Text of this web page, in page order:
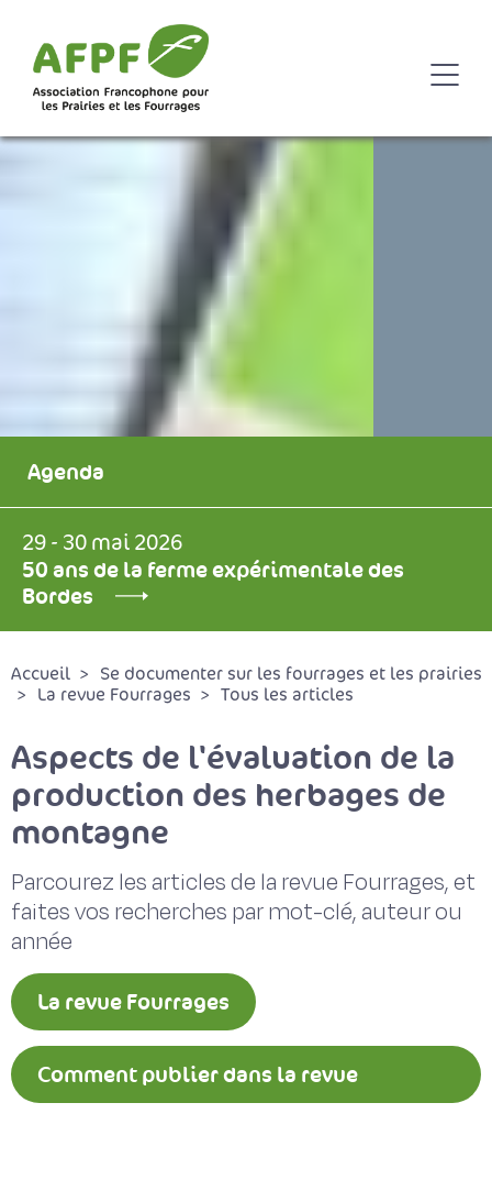
Agenda
29 - 30 mai 2026
50 ans de la ferme expérimentale des
Bordes
Accueil
Se documenter sur les fourrages et les prairies
La revue Fourrages
Tous les articles
Aspects de l'évaluation de la
production des herbages de
montagne
Parcourez les articles de la revue Fourrages, et
faites vos recherches par mot-clé, auteur ou
année
La revue Fourrages
Comment publier dans la revue